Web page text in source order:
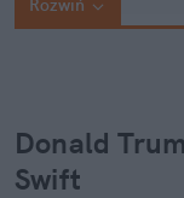
Rozwiń
Donald
Swift